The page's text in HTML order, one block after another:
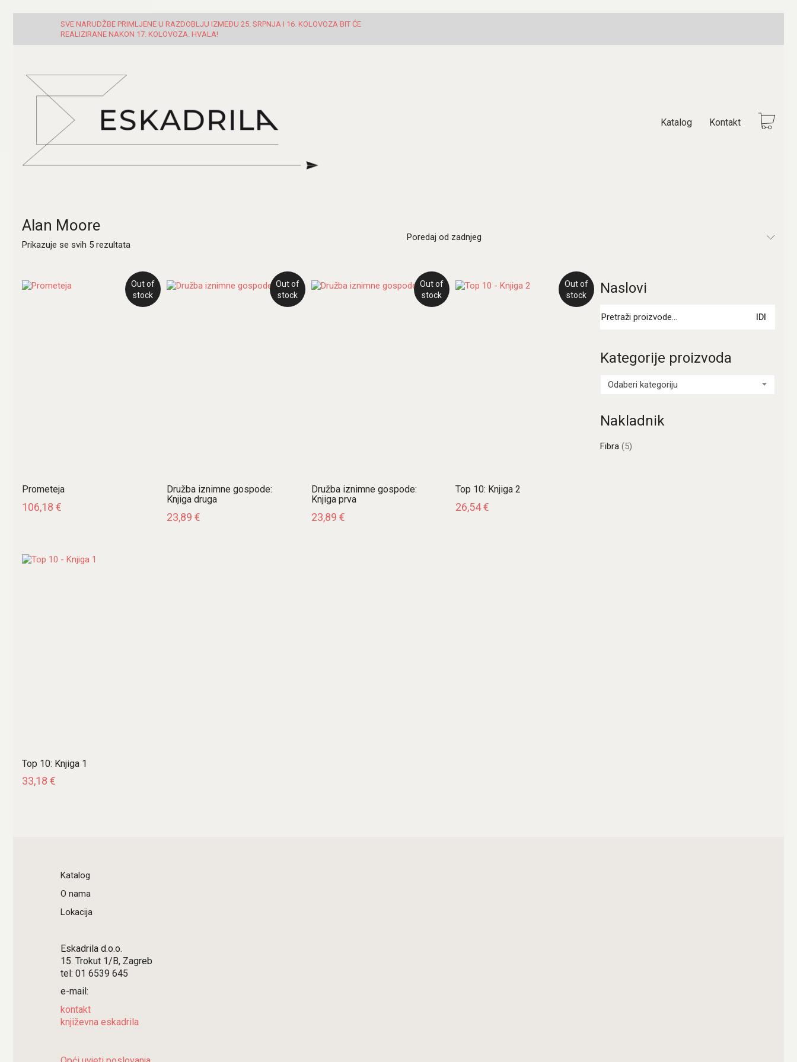
SVE NARUDŽBE PRIMLJENE U RAZDOBLJU IZMEĐU 25. SRPNJA I 16. KOLOVOZA BIT ĆE
REALIZIRANE NAKON 17. KOLOVOZA. HVALA!
Katalog Kontakt
Alan Moore
Prikazuje se svih 5 rezultata
Poredaj od zadnjeg
Out of
stock
Prometeja
106,18 €
Out of
stock
Družba iznimne gospode:
Knjiga druga
23,89 €
Out of
stock
Družba iznimne gospode:
Knjiga prva
23,89 €
Out of
stock
Top 10: Knjiga 2
26,54€
Top 10: Knjiga 1
33,18 €
Naslovi
IDI
Kategorije proizvoda
Odaberi kategoriju
Nakladnik
Fibra (5)
Katalog
O nama
Lokacija
Eskadrila d.o.o.
15. Trokut 1/B, Zagreb
tel: 01 6539 645
e-mail:
kontakt
književna eskadrila